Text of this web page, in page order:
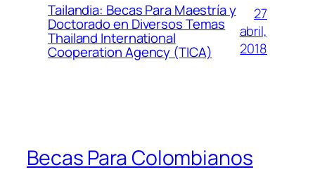
Tailandia: Becas Para Maestría y
Doctorado en Diversos Temas
Thailand International
Cooperation Agency (TICA)
27
abril,
2018
Becas Para Colombianos